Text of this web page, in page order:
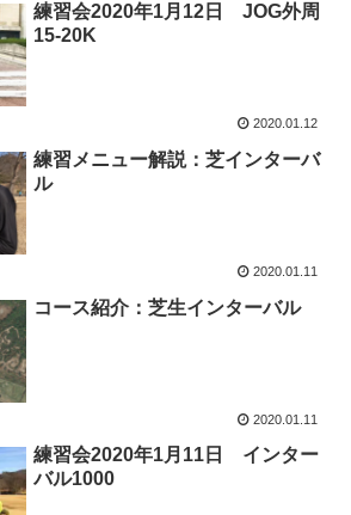
練習会2020年1月12日 JOG外周
15-20K
2020.01.12
練習メニュー解説：芝インターバ
ル
2020.01.11
コース紹介：芝生インターバル
2020.01.11
練習会2020年1月11日 インター
バル1000